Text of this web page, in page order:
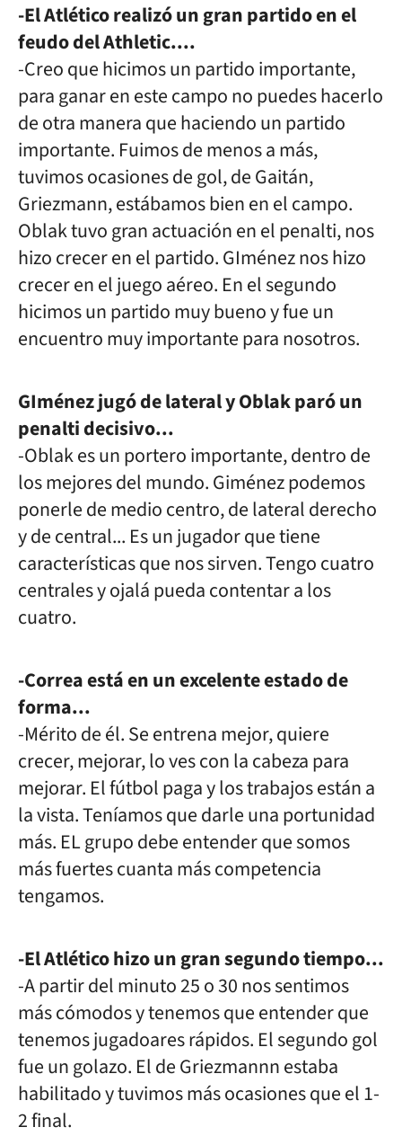
-El Atlético realizó un gran partido en el
feudo del Athletic....
-Creo que hicimos un partido importante,
para ganar en este campo no puedes hacerlo
de otra manera que haciendo un partido
importante. Fuimos de menos a más,
tuvimos ocasiones de gol, de Gaitán,
Griezmann, estábamos bien en el campo.
Oblak tuvo gran actuación en el penalti, nos
hizo crecer en el partido. GIménez nos hizo
crecer en el juego aéreo. En el segundo
hicimos un partido muy bueno y fue un
encuentro muy importante para nosotros.
GIménez jugó de lateral y Oblak paró un
penalti decisivo...
-Oblak es un portero importante, dentro de
los mejores del mundo. Giménez podemos
ponerle de medio centro, de lateral derecho
y de central... Es un jugador que tiene
características que nos sirven. Tengo cuatro
centrales y ojalá pueda contentar a los
cuatro.
-Correa está en un excelente estado de
forma...
-Mérito de él. Se entrena mejor, quiere
crecer, mejorar, lo ves con la cabeza para
mejorar. El fútbol paga y los trabajos están a
la vista. Teníamos que darle una portunidad
más. EL grupo debe entender que somos
más fuertes cuanta más competencia
tengamos.
-El Atlético hizo un gran segundo tiempo...
-A partir del minuto 25 o 30 nos sentimos
más cómodos y tenemos que entender que
tenemos jugadoares rápidos. El segundo gol
fue un golazo. El de Griezmannn estaba
habilitado y tuvimos más ocasiones que el 1-
2 final.